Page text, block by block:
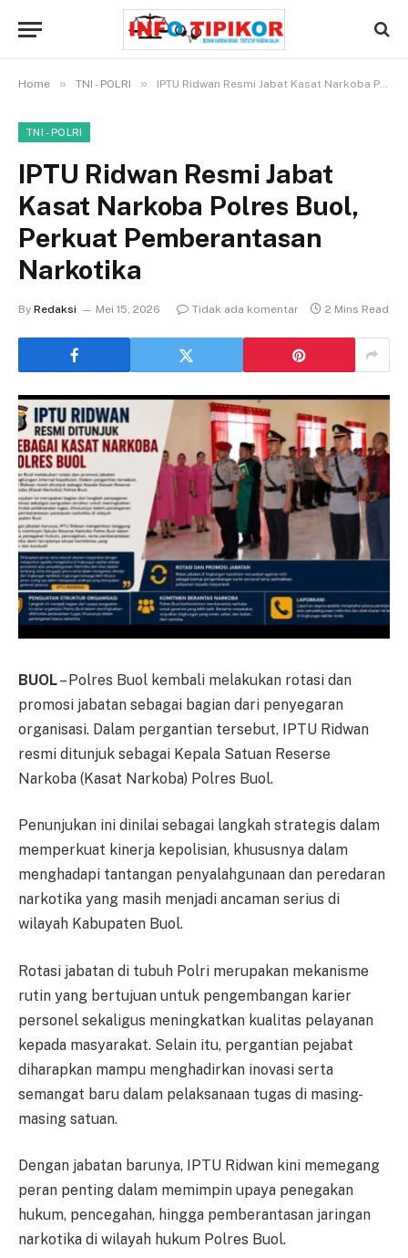
Home » TNI - POLRI » IPTU Ridwan Resmi Jabat Kasat Narkoba Polres Buol, Perkuat Pemberantasan Narkotika
TNI - POLRI
IPTU Ridwan Resmi Jabat
Kasat Narkoba Polres Buol,
Perkuat Pemberantasan
Narkotika
By Redaksi Mei 15, 2026 Tidak ada komentar 2 Mins Read
BUOL– Polres Buol kembali melakukan rotasi dan
promosi jabatan sebagai bagian dari penyegaran
organisasi. Dalam pergantian tersebut, IPTU Ridwan
resmi ditunjuk sebagai Kepala Satuan Reserse
Narkoba (Kasat Narkoba) Polres Buol.
Penunjukan ini dinilai sebagai langkah strategis dalam
memperkuat kinerja kepolisian, khususnya dalam
menghadapi tantangan penyalahgunaan dan peredaran
narkotika yang masih menjadi ancaman serius di
wilayah Kabupaten Buol.
Rotasi jabatan di tubuh Polri merupakan mekanisme
rutin yang bertujuan untuk pengembangan karier
personel sekaligus meningkatkan kualitas pelayanan
kepada masyarakat. Selain itu, pergantian pejabat
diharapkan mampu menghadirkan inovasi serta
semangat baru dalam pelaksanaan tugas di masing-
masing satuan.
Dengan jabatan barunya, IPTU Ridwan kini memegang
peran penting dalam memimpin upaya penegakan
hukum, pencegahan, hingga pemberantasan jaringan
narkotika di wilayah hukum Polres Buol.